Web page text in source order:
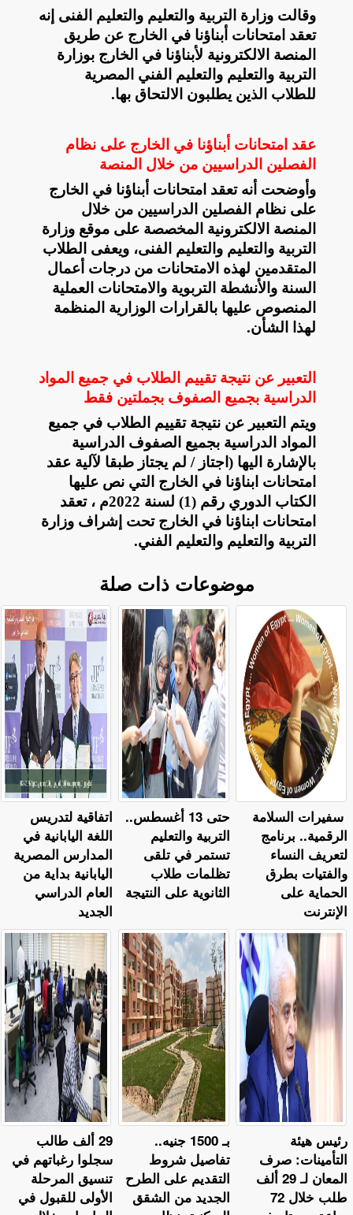
وقالت وزارة التربية والتعليم والتعليم الفنى إنه
تعقد امتحانات أبناؤنا في الخارج عن طريق
المنصة الالكترونية لأبناؤنا في الخارج بوزارة
التربية والتعليم والتعليم الفني المصرية
للطلاب الذين يطلبون الالتحاق بها.
عقد امتحانات أبناؤنا في الخارج على نظام
الفصلين الدراسيين من خلال المنصة
وأوضحت أنه تعقد امتحانات أبناؤنا في الخارج
على نظام الفصلين الدراسيين من خلال
المنصة الالكترونية المخصصة على موقع وزارة
التربية والتعليم والتعليم الفنى، ويعفى الطلاب
المتقدمين لهذه الامتحانات من درجات أعمال
السنة والأنشطة التربوية والامتحانات العملية
المنصوص عليها بالقرارات الوزارية المنظمة
لهذا الشأن.
التعبير عن نتيجة تقييم الطلاب في جميع المواد
الدراسية بجميع الصفوف بجملتين فقط
ويتم التعبير عن نتيجة تقييم الطلاب في جميع
المواد الدراسية بجميع الصفوف الدراسية
بالإشارة اليها (اجتاز / لم يجتاز طبقا لآلية عقد
امتحانات ابناؤنا في الخارج التي نص عليها
الكتاب الدوري رقم (1) لسنة 2022م ، تعقد
امتحانات ابناؤنا في الخارج تحت إشراف وزارة
التربية والتعليم والتعليم الفني.
موضوعات ذات صلة
اتفاقية لتدريس
اللغة اليابانية في
المدارس المصرية
اليابانية بداية من
العام الدراسي
الجديد
حتى 13 أغسطس..
التربية والتعليم
تستمر في تلقى
تظلمات طلاب
الثانوية على النتيجة
سفيرات السلامة
الرقمية.. برنامج
لتعريف النساء
والفتيات بطرق
الحماية على
الإنترنت
29 ألف طالب
سجلوا رغباتهم في
تنسيق المرحلة
الأولى للقبول في
بـ 1500 جنيه..
تفاصيل شروط
التقديم على الطرح
الجديد من الشقق
رئيس هيئة
التأمينات: صرف
المعان لـ 29 ألف
طلب خلال 72